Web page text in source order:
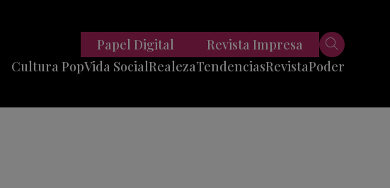
Cultura PopVida SocialRealezaTendenciasRevistaPoder
Papel Digital Revista Impresa